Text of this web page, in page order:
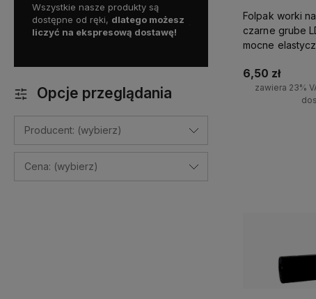
Wszystkie nasze produkty są
dostępne od ręki, dlatego możesz
liczyć na ekspresową dostawę!
399 zł!
Opcje przeglądania
Producent: (wybierz)
Cena: (wybierz)
Folpak worki
czarne grube
mocne
6,50 zł
zawiera 23%